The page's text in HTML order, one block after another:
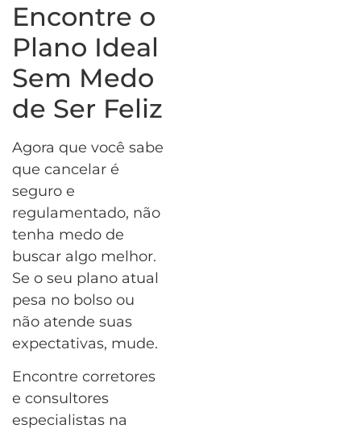
Encontre o
Plano Ideal
Sem Medo
de Ser Feliz
Agora que você sabe
que cancelar é
seguro e
regulamentado, não
tenha medo de
buscar algo melhor.
Se o seu plano atual
pesa no bolso ou
não atende suas
expectativas, mude.
Encontre corretores
e consultores
especialistas na